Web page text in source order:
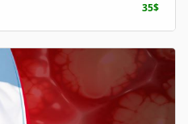
35$